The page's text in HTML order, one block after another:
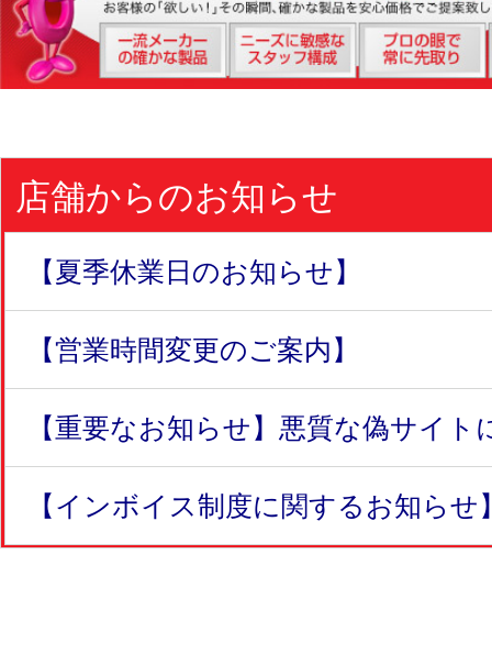
店舗からのお知らせ
【夏季休業日のお知らせ】
【営業時間変更のご案内】
【重要なお知らせ】悪質な偽サイト
【インボイス制度に関するお知らせ